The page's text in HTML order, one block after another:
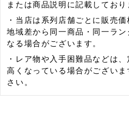
または商品説明に記載しており
・当店は系列店舗ごとに販売価
地域差から同一商品・同一ラ
なる場合がございます。
・レア物や入手困難品などは
高くなっている場合がござい
さい。